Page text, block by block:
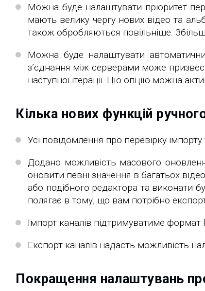
Можна буде налаштувати пріоритет
мають велику чергу нових відео та
також обробляються повільніше.
Можна буде налаштувати
з’єднання між серверами може
наступної ітерації. Цю опцію можна
Кілька нових функцій
Усі повідомлення про перевірку
Додано можливість масового
оновити певні значення в багатьох
або подібного редактора та виконати
полягає в тому, що вам потрібно
Імпорт каналів підтримуватиме
Експорт каналів надасть можливість
Покращення налаштувань